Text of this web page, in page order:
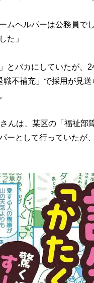
ムヘルパーは公務員で
た」
とバカにしていたが、
不補充」で採用が見
んは、某区の「福祉部
ーとして行っていたが